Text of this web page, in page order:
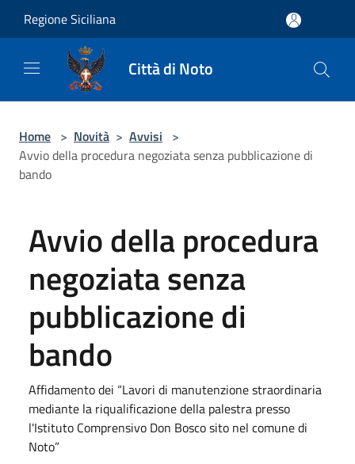
Regione Siciliana
Città di Noto
Home > Novità > Avvisi >
Avvio della procedura negoziata senza pubblicazione di
bando
Avvio della procedura
negoziata senza
pubblicazione di
bando
Affidamento dei “Lavori di manutenzione straordinaria
mediante la riqualificazione della palestra presso
l'Istituto Comprensivo Don Bosco sito nel comune di
Noto”